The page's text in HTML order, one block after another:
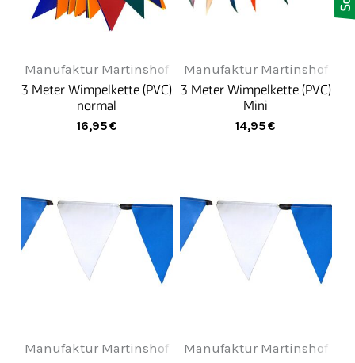
Manufaktur Martinshof
3 Meter Wimpelkette (PVC)
normal
16,95€
Manufaktur Martinshof
3 Meter Wimpelkette (PVC)
Mini
14,95€
Manufaktur Martinshof Manufaktur Martinshof